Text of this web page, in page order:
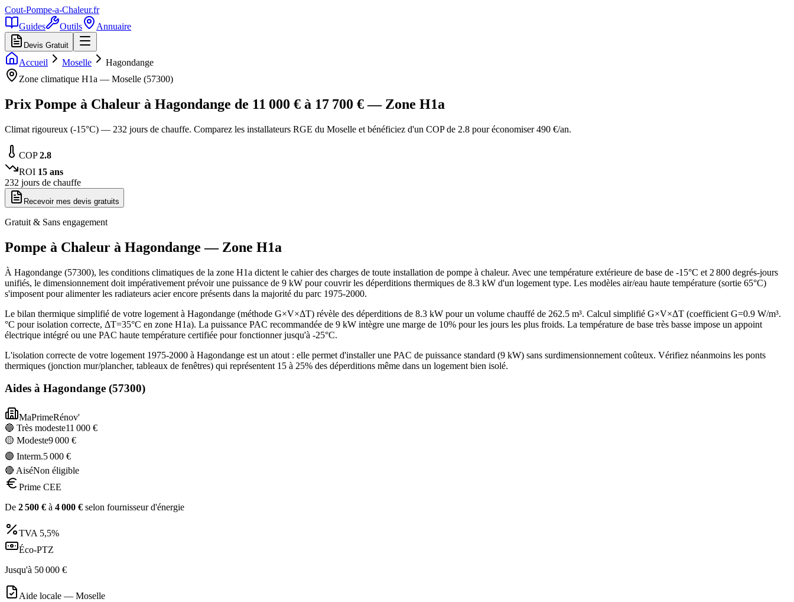
Cout-Pompe-a-Chaleur.fr
Guides
Outils Annuaire
Devis Gratuit
Accueil Moselle
Hagondange
Zone climatique H1a — Moselle (57300)
Prix Pompe à Chaleur à Hagondange de 11 000 € à 17 700 € — Zone H1a
Climat rigoureux (-15°C) — 232 jours de chauffe. Comparez les installateurs RGE du Moselle et bénéficiez d'un COP de 2.8 pour économiser 490 €/an.
COP2.8
ROI 15 ans
232 jours de chauffe
Recevoir mes devis gratuits
Gratuit & Sans engagement
Pompe à Chaleur à Hagondange — Zone H1a
À Hagondange (57300), les conditions climatiques de la zone H1a dictent le cahier des charges de toute installation de pompe à chaleur. Avec une température extérieure de base de -15°C et 2 800 degrés-jours
unifiés, le dimensionnement doit impérativement prévoir une puissance de 9 kW pour couvrir les déperditions thermiques de 8.3 kW d'un logement type. Les modèles air/eau haute température (sortie 65°C)
s'imposent pour alimenter les radiateurs acier encore présents dans la majorité du parc 1975-2000.
Le bilan thermique simplifié de votre logement à Hagondange (méthode G×V×ΔT) révèle des déperditions de 8.3 kW pour un volume chauffé de 262.5 m³. Calcul simplifié G×V×ΔT (coefficient G=0.9 W/m³.
°C pour isolation correcte, ΔT=35°C en zone H1a). La puissance PAC recommandée de 9 kW intègre une marge de 10% pour les jours les plus froids. La température de base très basse impose un appoint
électrique intégré ou une PAC haute température certifiée pour fonctionner jusqu'à -25°C.
L'isolation correcte de votre logement 1975-2000 à Hagondange est un atout : elle permet d'installer une PAC de puissance standard (9 kW) sans surdimensionnement coûteux. Vérifiez néanmoins les ponts
thermiques (jonction mur/plancher, tableaux de fenêtres) qui représentent 15 à 25% des déperditions même dans un logement bien isolé.
Aides à Hagondange (57300)
MaPrimeRénov'
🔵 Très modeste11 000 €
🟡 Modeste9 000 €
🟣 Interm.5 000 €
🔴 AiséNon éligible
Prime CEE
De 2 500 € à 4 000 € selon fournisseur d'énergie
TVA 5,5%
Éco-PTZ
Jusqu'à 50 000 €
Aide locale — Moselle